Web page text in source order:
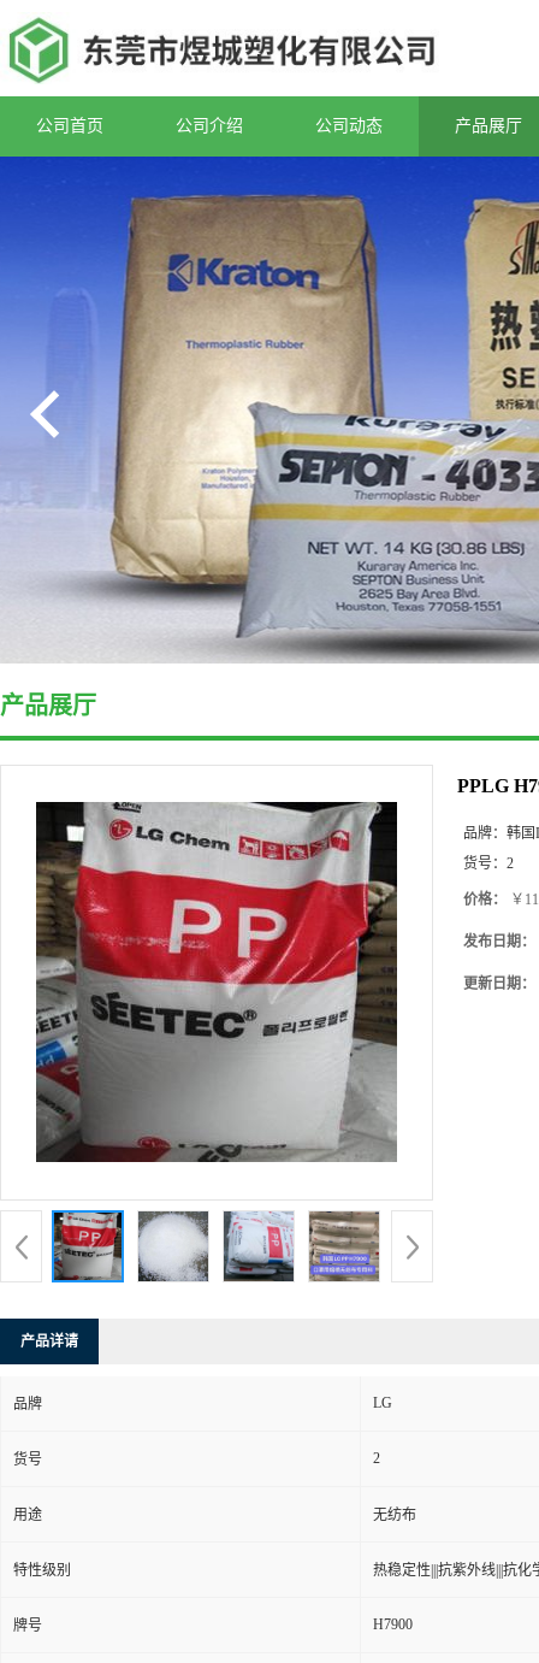
公司首页 公司介绍 公司动态 产品展厅
产品展厅
PPLG
品牌： 韩国
货号： 2
价格： ￥
发布日期：
更新日期：
产品详请
品牌 LG
货号 2
用途 无纺布
特性级别 热稳定性|||抗紫外线|||抗化
牌号 H7900